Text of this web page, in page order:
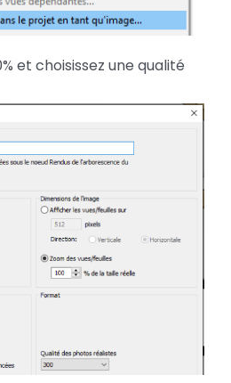
et choisissez une qualité